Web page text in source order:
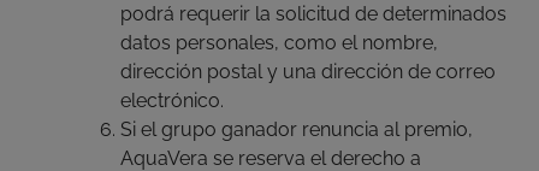
podrá requerir la solicitud de determinados
datos personales, como el nombre,
dirección postal y una dirección de correo
electrónico.
Si el grupo ganador renuncia al premio,
AquaVera se reserva el derecho a